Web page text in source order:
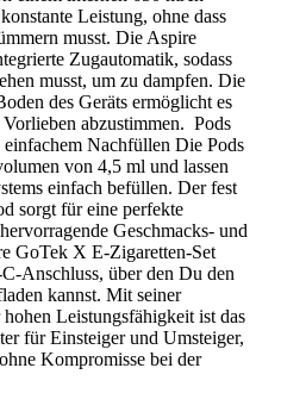
Leistung, ohne dass
musst. Die Aspire
Zugautomatik, sodass
musst, um zu dampfen. Die
des Geräts ermöglicht es
abzustimmen. Pods
Nachfüllen Die Pods
von 4,5 ml und lassen
einfach befüllen. Der fest
sorgt für eine perfekte
Geschmacks- und
GoTek X E-Zigaretten-Set
Anschluss, über den Du den
kannst. Mit seiner
Leistungsfähigkeit ist das
für Einsteiger und Umsteiger,
Kompromisse bei der